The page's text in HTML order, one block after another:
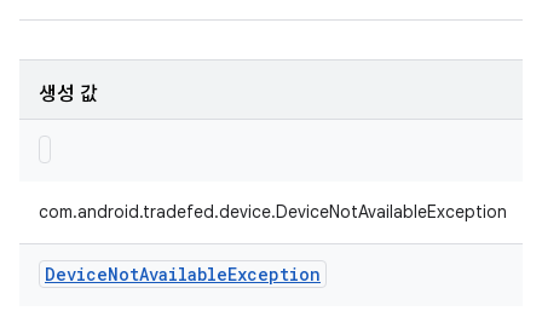
생성 값
com.android.tradefed.device.DeviceNotAvailableException
DeviceNotAvailableException